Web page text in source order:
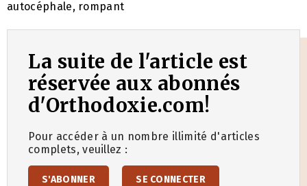
autocéphale, rompant
La suite de l'article est
réservée aux abonnés
d'Orthodoxie.com!
Pour accéder à un nombre illimité d'articles
complets, veuillez :
S'ABONNER SE CONNECTER